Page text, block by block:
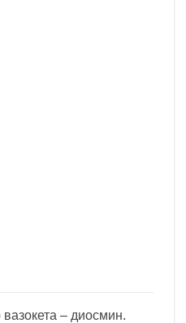
– диосмин.